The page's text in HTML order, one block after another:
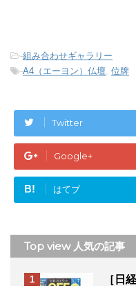
-組み合わせギャラリー
-A4（エーヨン）仏壇 位牌
Twitter
Google+
B! はてブ
Top view 人気の記事
1
［日